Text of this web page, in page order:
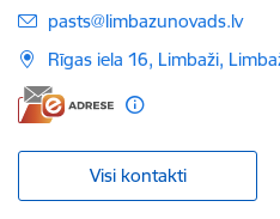
E-pasts:
pasts@limbazunovads.lv
Rīgas iela 16, Limbaži,
Visi kontakti